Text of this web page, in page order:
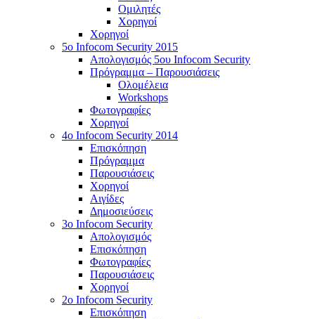
Ομιλητές
Χορηγοί
Χορηγοί
5o Infocom Security 2015
Απολογισμός 5ου Infocom Security
Πρόγραμμα – Παρουσιάσεις
Ολομέλεια
Workshops
Φωτογραφίες
Χορηγοί
4ο Infocom Security 2014
Επισκόπηση
Πρόγραμμα
Παρουσιάσεις
Χορηγοί
Αιγίδες
Δημοσιεύσεις
3o Infocom Security
Απολογισμός
Επισκόπηση
Φωτογραφίες
Παρουσιάσεις
Χορηγοί
2o Infocom Security
Επισκόπηση